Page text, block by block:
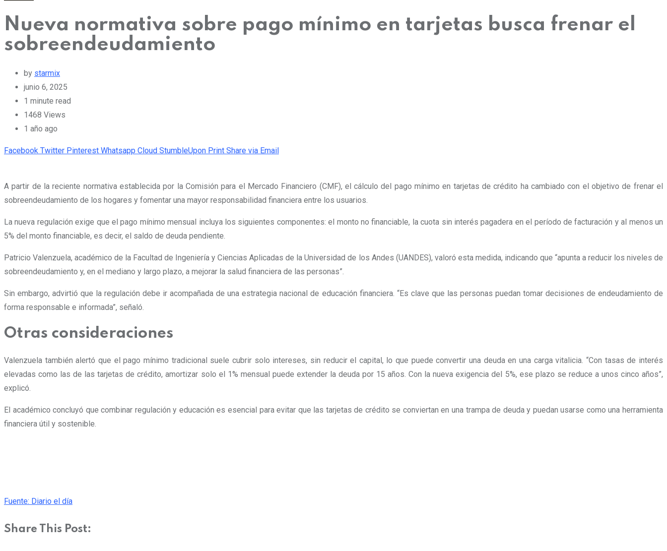
Nueva normativa sobre pago mínimo en tarjetas busca frenar el
sobreendeudamiento
by starmix
junio 6, 2025
1 minute read
1468 Views
1 año ago
Facebook Twitter Pinterest Whatsapp Cloud StumbleUpon Print Share via Email
A partir de la reciente normativa establecida por la Comisión para el Mercado Financiero (CMF), el cálculo del pago mínimo en tarjetas de crédito ha cambiado con el objetivo de frenar el
sobreendeudamiento de los hogares y fomentar una mayor responsabilidad financiera entre los usuarios.
La nueva regulación exige que el pago mínimo mensual incluya los siguientes componentes: el monto no financiable, la cuota sin interés pagadera en el período de facturación y al menos un
5% del monto financiable, es decir, el saldo de deuda pendiente.
Patricio Valenzuela, académico de la Facultad de Ingeniería y Ciencias Aplicadas de la Universidad de los Andes (UANDES), valoró esta medida, indicando que “apunta a reducir los niveles de
sobreendeudamiento y, en el mediano y largo plazo, a mejorar la salud financiera de las personas”.
Sin embargo, advirtió que la regulación debe ir acompañada de una estrategia nacional de educación financiera. “Es clave que las personas puedan tomar decisiones de endeudamiento de
forma responsable e informada”, señaló.
Otras consideraciones
Valenzuela también alertó que el pago mínimo tradicional suele cubrir solo intereses, sin reducir el capital, lo que puede convertir una deuda en una carga vitalicia. “Con tasas de interés
elevadas como las de las tarjetas de crédito, amortizar solo el 1% mensual puede extender la deuda por 15 años. Con la nueva exigencia del 5%, ese plazo se reduce a unos cinco años”,
explicó.
El académico concluyó que combinar regulación y educación es esencial para evitar que las tarjetas de crédito se conviertan en una trampa de deuda y puedan usarse como una herramienta
financiera útil y sostenible.
Fuente: Diario el día
Share This Post: